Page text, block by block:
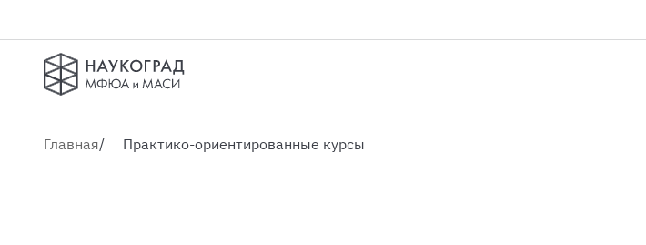
Главная Практико-ориентированные курсы